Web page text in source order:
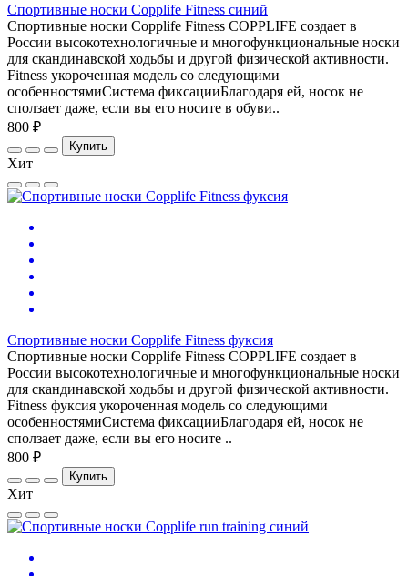
Спортивные носки Copplife Fitness синий
Спортивные носки Copplife Fitness СOPPLIFE создает в
России высокотехнологичные и многофункциональные носки
для скандинавской ходьбы и другой физической активности.
Fitness укороченная модель со следующими
особенностямиСистема фиксацииБлагодаря ей, носок не
сползает даже, если вы его носите в обуви..
800 ₽
Купить
Хит
Спортивные носки Copplife Fitness фуксия
Спортивные носки Copplife Fitness СOPPLIFE создает в
России высокотехнологичные и многофункциональные носки
для скандинавской ходьбы и другой физической активности.
Fitness фуксия укороченная модель со следующими
особенностямиСистема фиксацииБлагодаря ей, носок не
сползает даже, если вы его носите ..
800 ₽
Купить
Хит